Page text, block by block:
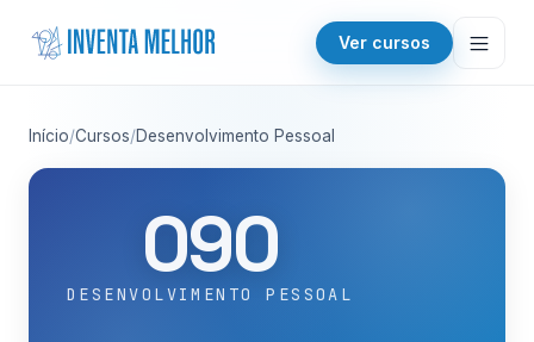
Saltar para o conteúdo Ver cursos
Início/Cursos/Desenvolvimento Pessoal
090
DESENVOLVIMENTO PESSOAL